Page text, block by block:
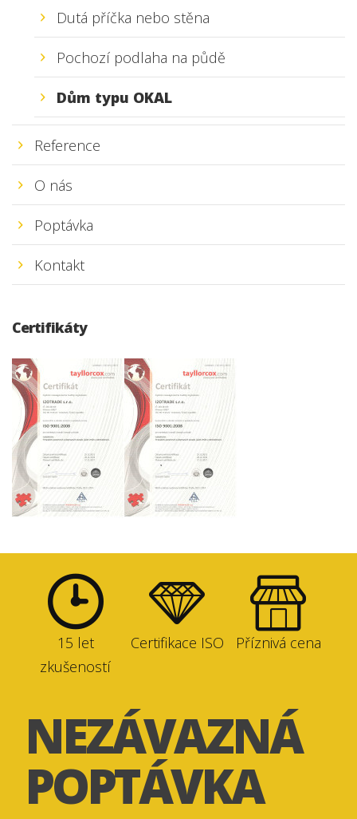
Dutá příčka nebo stěna
Pochozí podlaha na půdě
Dům typu OKAL
Reference
O nás
Poptávka
Kontakt
Certifikáty
15 let
zkušeností
Certifikace ISO Příznivá cena
NEZÁVAZNÁ
POPTÁVKA